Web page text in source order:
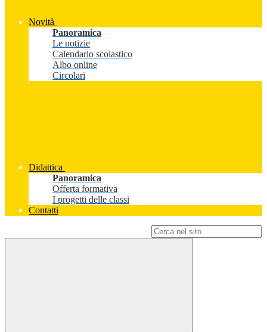
Novità
Panoramica
Le notizie
Calendario scolastico
Albo online
Circolari
Didattica
Panoramica
Offerta formativa
I progetti delle classi
Contatti